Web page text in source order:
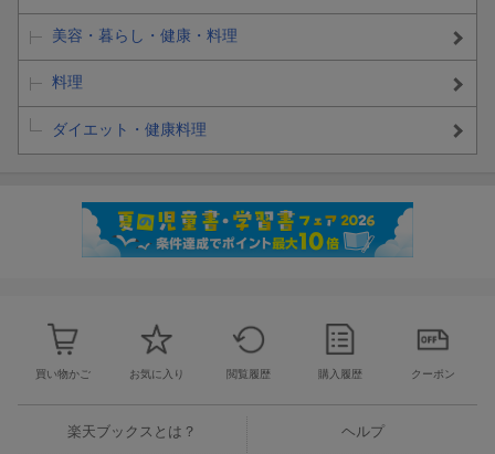
美容・暮らし・健康・料理
料理
ダイエット・健康料理
買い物かご お気に入り 閲覧履歴 購入履歴 クーポン
楽天ブックスとは？ ヘルプ